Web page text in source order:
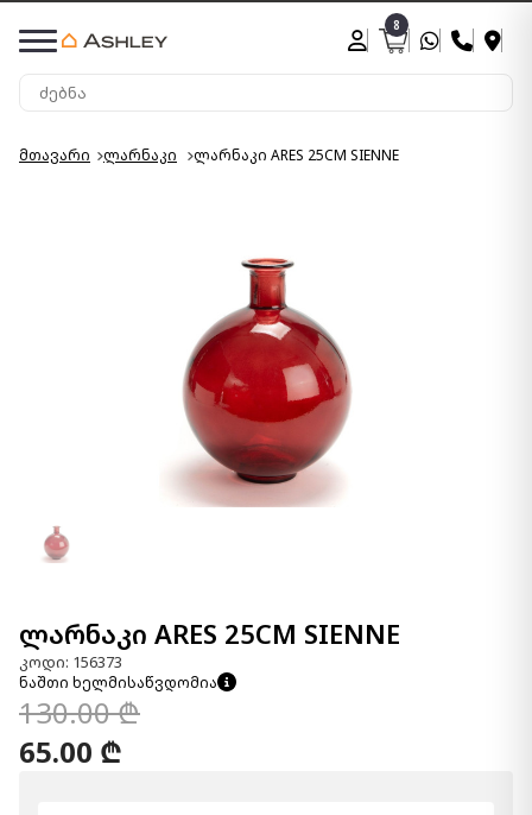
8
მთავარი ლარნაკი ლარნაკი ARES 25CM SIENNE
ლარნაკი ARES 25CM SIENNE
კოდი: 156373
ნაშთი ხელმისაწვდომია
130.00 ₾
65.00 ₾